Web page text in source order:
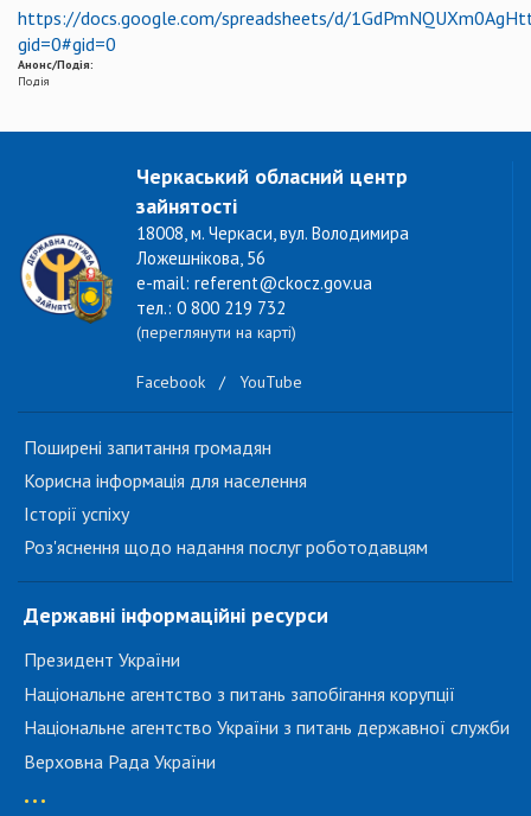
https://docs.google.com/spreadsheets/d/
gid=0#gid=0
Анонс/Подія:
Подія
Черкаський обласний центр
зайнятості
18008, м. Черкаси, вул. Володимира
Ложешнікова, 56
e-mail: referent@ckocz.gov.ua
тел.: 0 800 219 732
(переглянути на карті)
Facebook / YouTube
Поширені запитання громадян
Корисна інформація для населення
Історії успіху
Роз'яснення щодо надання послуг роботодавцям
Державні інформаційні ресурси
Президент України
Національне агентство з питань запобігання корупції
Національне агентство України з питань державної служби
Верховна Рада України
...